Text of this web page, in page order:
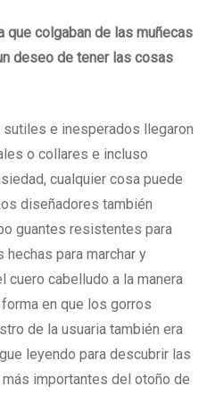
colgaban de las muñecas
deseo de tener las cosas
e inesperados llegaron
o collares e incluso
cualquier cosa puede
diseñadores también
guantes resistentes para
para marchar y
cabelludo a la manera
en que los gorros
de la usuaria también era
leyendo para descubrir las
importantes del otoño de